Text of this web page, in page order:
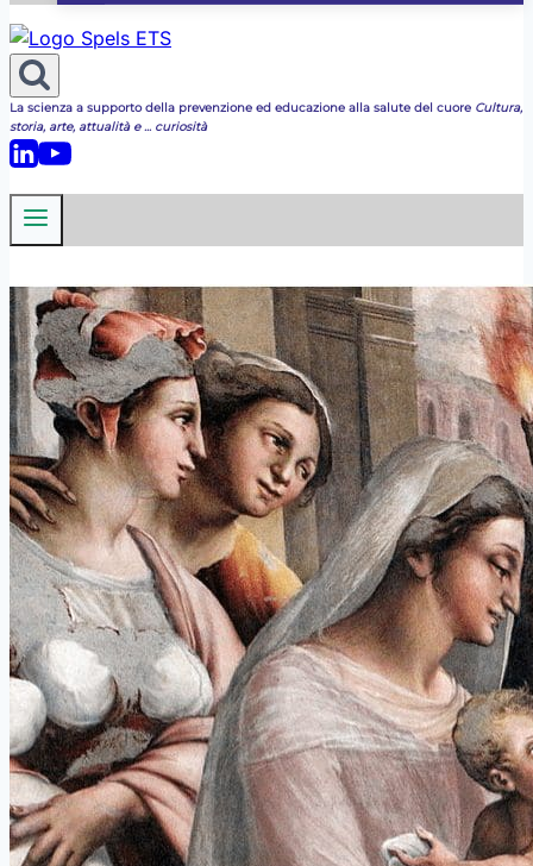
La scienza a supporto della prevenzione ed educazione alla salute del cuore Cultura,
storia, arte, attualità e ... curiosità